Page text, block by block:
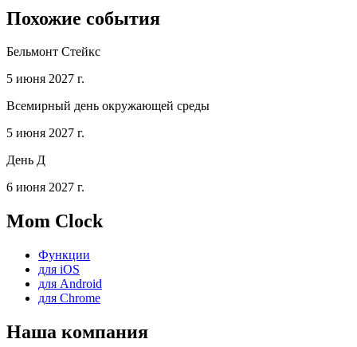
Похожие события
Бельмонт Стейкс
5 июня 2027 г.
Всемирный день окружающей среды
5 июня 2027 г.
День Д
6 июня 2027 г.
Mom Clock
Функции
для iOS
для Android
для Chrome
Наша компания